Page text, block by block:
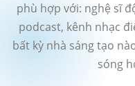
phù hợp với: nghệ sĩ
podcast, kênh nhạc
bất kỳ nhà sáng tạo
sóng